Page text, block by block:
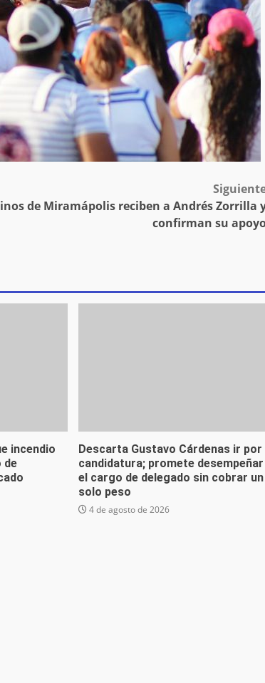
de Miramápolis reciben a Andrés Zorrilla
confirman su
incendio
de
Descarta Gustavo Cárdenas ir por
candidatura; promete desempeñar
el cargo de delegado sin cobrar un
solo peso
4 de agosto de 2026